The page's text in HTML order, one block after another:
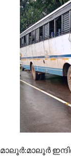
മാലൂര്‍:മാലൂര്‍